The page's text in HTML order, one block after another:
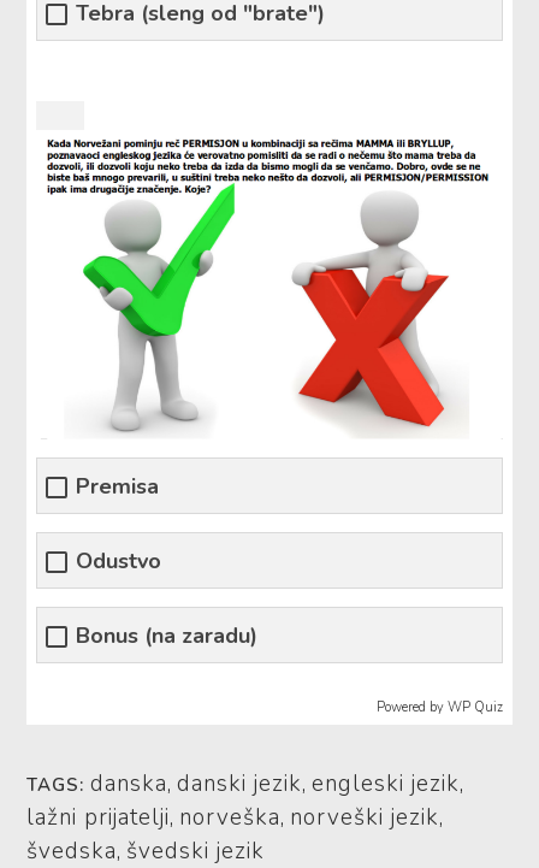
Tebra (sleng od "brate")
Premisa
Odustvo
Bonus (na zaradu)
Powered by WP Quiz
TAGS: danska,danski jezik,engleski jezik,
lažni prijatelji, norveška, norveški jezik,
švedska, švedski jezik